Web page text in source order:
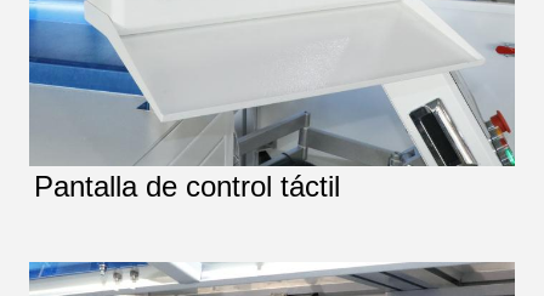
Pantalla de control táctil